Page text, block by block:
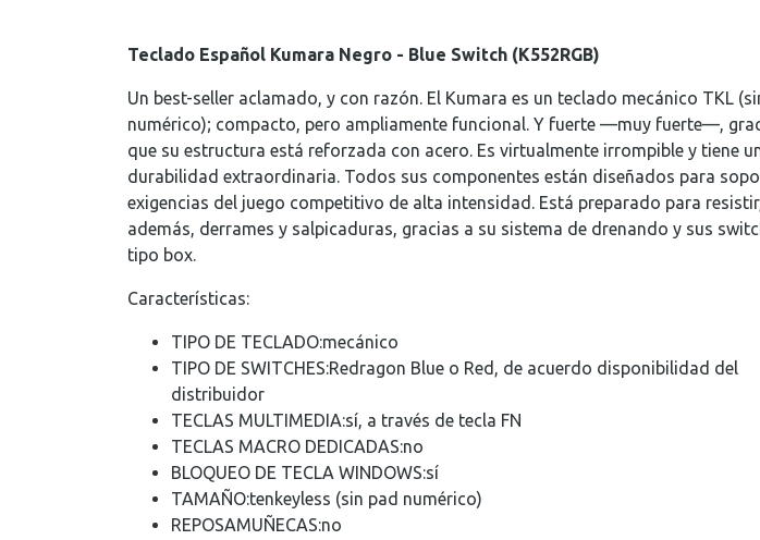
Mall Plaza Trujillo
Teclado Español Kumara Negro - Blue Switch (K552RGB)
Un best-seller aclamado, y con razón. El Kumara es un teclado mecánico TKL
numérico); compacto, pero ampliamente funcional. Y fuerte —muy fuerte—,
que su estructura está reforzada con acero. Es virtualmente irrompible y tiene
durabilidad extraordinaria. Todos sus componentes están diseñados para
exigencias del juego competitivo de alta intensidad. Está preparado para
además, derrames y salpicaduras, gracias a su sistema de drenando y sus
tipo box.
Características:
TIPO DE TECLADO:mecánico
TIPO DE SWITCHES:Redragon Blue o Red, de acuerdo disponibilidad del
distribuidor
TECLAS MULTIMEDIA:sí, a través de tecla FN
TECLAS MACRO DEDICADAS:no
BLOQUEO DE TECLA WINDOWS:sí
TAMAÑO:tenkeyless (sin pad numérico)
REPOSAMUÑECAS:no